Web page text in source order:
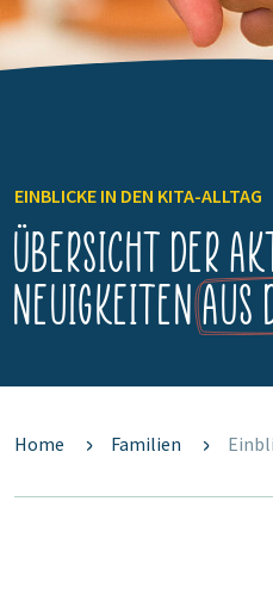
EINBLICKE IN DEN KITA-ALLTAG
Übersicht der
Neuigkeitenaus
Home Familien